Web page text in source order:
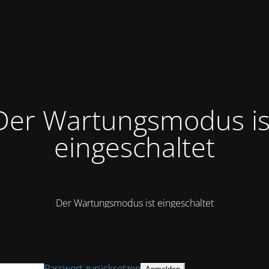
Wartungsmodus
eingeschaltet
Der Wartungsmodus ist eingeschaltet